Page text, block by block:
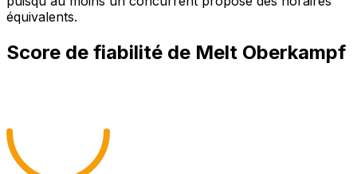
équivalents.
Score de fiabilité de Melt Oberkampf